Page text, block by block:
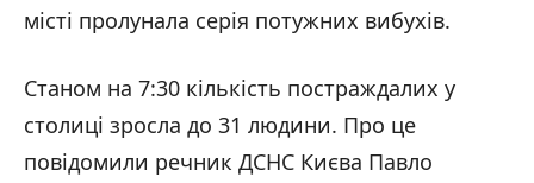
місті пролунала серія потужних вибухів.
Станом на 7:30 кількість постраждалих у
столиці зросла до 31 людини. Про це
повідомили речник ДСНС Києва Павло